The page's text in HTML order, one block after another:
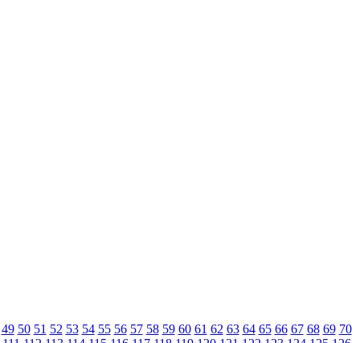
49 50 51 52 53 54 55 56 57 58 59 60 61 62 63 64 65 66 67 68 69 70